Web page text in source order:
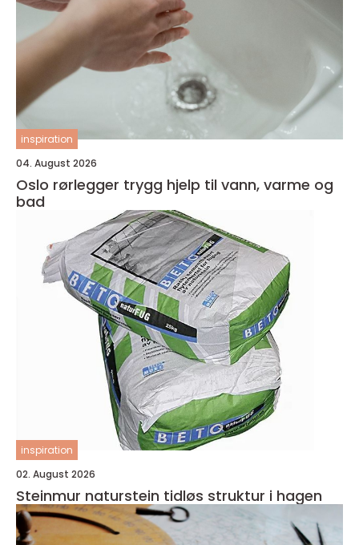
inspiration
04. August 2026
Oslo rørlegger trygg hjelp til vann, varme og
bad
inspiration
02. August 2026
Steinmur naturstein tidløs struktur i hagen